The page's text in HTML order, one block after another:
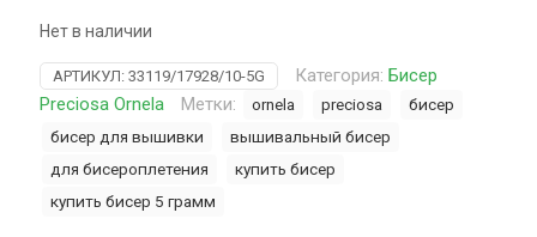
Нет в наличии
АРТИКУЛ: 33119/17928/10-5G Категория: Бисер
Preciosa Ornela
Метки: ornela preciosa
бисер
бисер для вышивки
вышивальный бисер
для бисероплетения
купить бисер
купить бисер 5 грамм